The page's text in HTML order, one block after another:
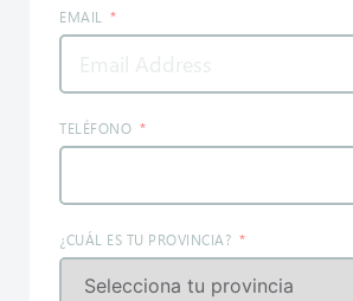
EMAIL
TELÉFONO
¿CUÁL ES TU PROVINCIA?